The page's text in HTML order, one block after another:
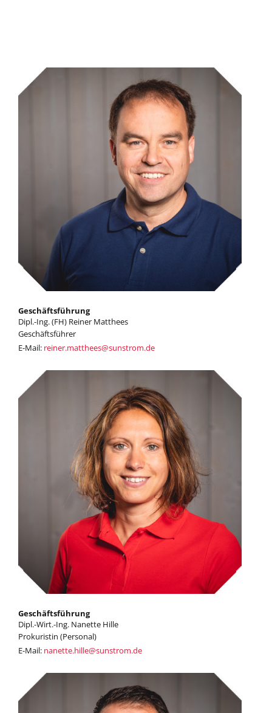
Geschäftsführung
Dipl.-Ing. (FH) Reiner Matthees
Geschäftsführer
E-Mail: reiner.matthees@sunstrom.de
Geschäftsführung
Dipl.-Wirt.-Ing. Nanette Hille
Prokuristin (Personal)
E-Mail: nanette.hille@sunstrom.de